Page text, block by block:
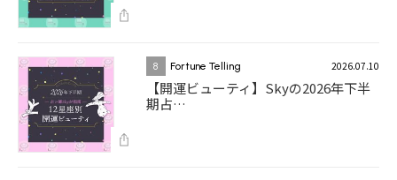
8 Fortune Telling 2026.07.10
【開運ビューティ】Skyの2026年下半
期占…